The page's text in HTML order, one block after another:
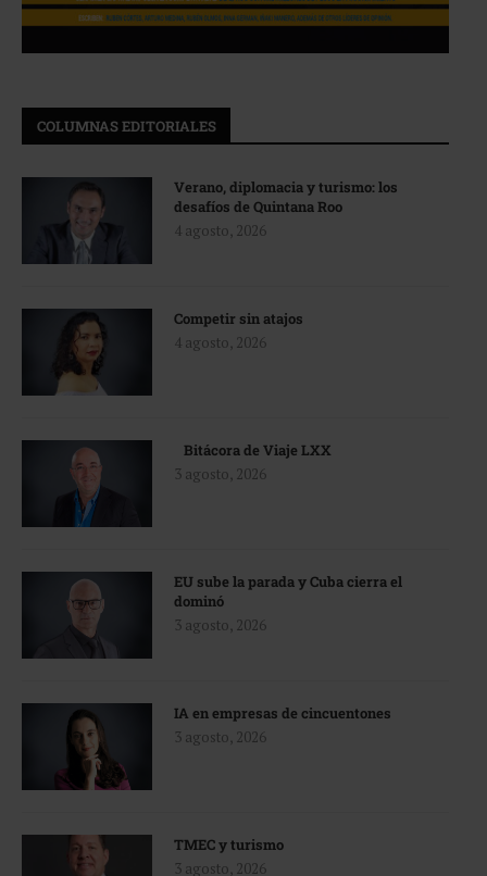
COLUMNAS EDITORIALES
Verano, diplomacia y turismo: los
desafíos de Quintana Roo
4 agosto, 2026
Competir sin atajos
4 agosto, 2026
Bitácora de Viaje LXX
3 agosto, 2026
EU sube la parada y Cuba cierra el
dominó
3 agosto, 2026
IA en empresas de cincuentones
3 agosto, 2026
TMEC y turismo
3 agosto, 2026